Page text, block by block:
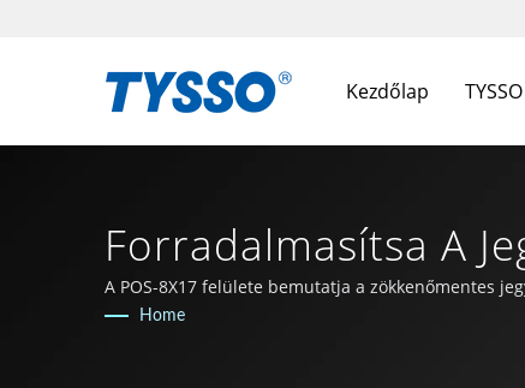
Kezdőlap
Forradalmasítsa A
Tajvanon Készült
A POS-8X17 felülete bemutatja a zökkenőmentes
Home